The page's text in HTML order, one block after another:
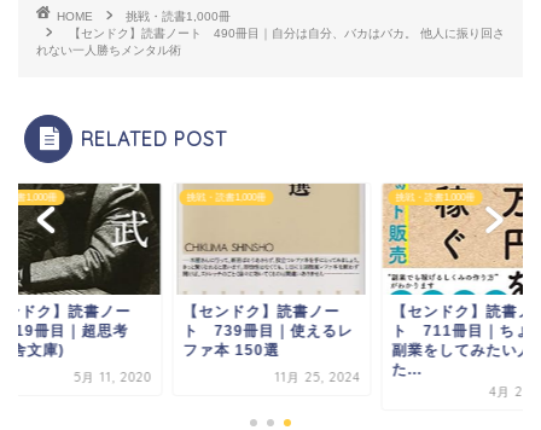
HOME
挑戦・読書1,000冊
【センドク】読書ノート 490冊目｜自分は自分、バカはバカ。 他人に振り回さ
れない一人勝ちメンタル術
RELATED POST
読書1,000冊
ンドク】読書ノー
冊目｜超思考
舎文庫)
5月 11, 2020
挑戦・読書1,000冊
【センドク】読書ノー
ト 739冊目｜使えるレ
ファ本 150選
11月 25, 2024
挑戦・読書1,000冊
【センドク】読書ノ
ト 711冊目｜ちょ
副業をしてみたい人
た...
4月 21,